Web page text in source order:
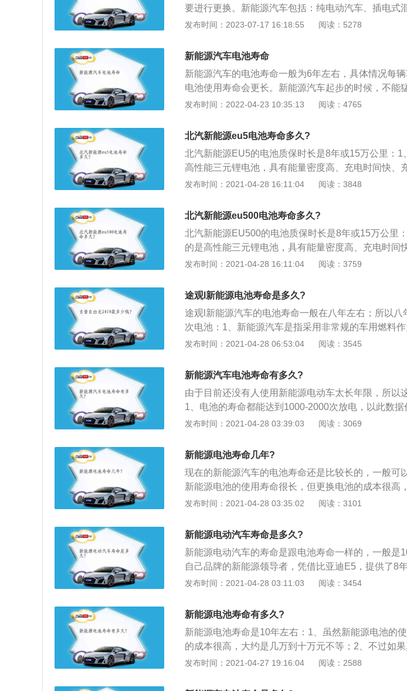
要进行更换。新能源汽车包括：纯电动汽车、插电式
车，目前在用的汽车动力电池均为铅酸电池和锂电池
电池和锂电池。新能源汽车电池的使用注意事项是：1
操作；5、定期检查和保养；6、使用过程中要少用快
发布时间：2023-07-17 16:18:55 阅读：5278
新能源汽车电池寿命
新能源汽车的电池寿命一般为6年左右，具体情况每
电池使用寿命会更长。新能源汽车起步的时候，不能
流放电而产生硫酸铅结晶，从而损害电池极板的物理
电池造成影响，高温暴晒会增加电池内部压力使电池
电动汽车，我们最好让汽车的电池处于饱电的状态，
电池容易出现硫化而使电池容量下降。
发布时间：2022-04-23 10:35:13 阅读：4765
北汽新能源eu5电池寿命多久?
北汽新能源EU5的电池质保时长是8年或15万公里：1
高性能三元锂电池，具有能量密度高、充电时间快、
温、轻量化等优良性能；2、同时，电池通过了过充、
全；3、而EMD3.0超级电控技术，还使EU5具备了电
延长电池使用寿命。
发布时间：2021-04-28 16:11:04 阅读：3848
北汽新能源eu500电池寿命多久?
北汽新能源EU500的电池质保时长是8年或15万公里
的是高性能三元锂电池，具有能量密度高、充电时间
耐低温、轻量化等优良性能；2、同时，电池通过了过
安全；3、而EMD3.0超级电控技术，还使EU5具备了
能；4、使电池单体电压偏差保持在预期的范围内，
有效延长电池使用寿命。
发布时间：2021-04-28 16:11:04 阅读：3759
途观l新能源电池寿命是多久?
途观l新能源汽车的电池寿命一般在八年左右；所以八
次电池：1、新能源汽车是指采用非常规的车用燃料
的车用燃料、采用新型车载动力装置），综合车辆的
纯电动汽车、增程式电动汽车、混合动力汽车、燃料
知名度比较高，节能环保，缺点是该车子相对维修保
来说还是偏贵。
发布时间：2021-04-28 06:53:04 阅读：3545
新能源汽车电池寿命有多久?
由于目前还没有人使用新能源电动车太长年限，所以
1、电池的寿命都能达到1000-2000次放电，以此数
充放电，一年365次；2、那么理论上电池可以使用3-
在车辆质保的5年中，4S店会定期对电池进行检测，
发布时间：2021-04-28 03:39:03 阅读：3069
新能源电池寿命几年?
现在的新能源汽车的电池寿命还是比较长的，一般可
新能源电池的使用寿命很长，但更换电池的成本很高
等；2、不过如果真的到了需要更换电池时候，成本也
以显著提高电池的使用寿命。
发布时间：2021-04-28 03:35:02 阅读：3101
新能源电动汽车寿命是多久?
新能源电动汽车的寿命是跟电池寿命一样的，一般是
自己品牌的新能源领导者，凭借比亚迪E5，提供了8
案，并对产品质量充满信心；2、全电动汽车在出厂前
不断改进，电动汽车的寿命必将进一步延长。
发布时间：2021-04-28 03:11:03 阅读：3454
新能源电池寿命有多久?
新能源电池寿命是10年左右：1、虽然新能源电池的
的成本很高，大约是几万到十万元不等；2、不过如
候，成本也可能会降低，因为现在的技术越来越成熟
发布时间：2021-04-27 19:16:04 阅读：2588